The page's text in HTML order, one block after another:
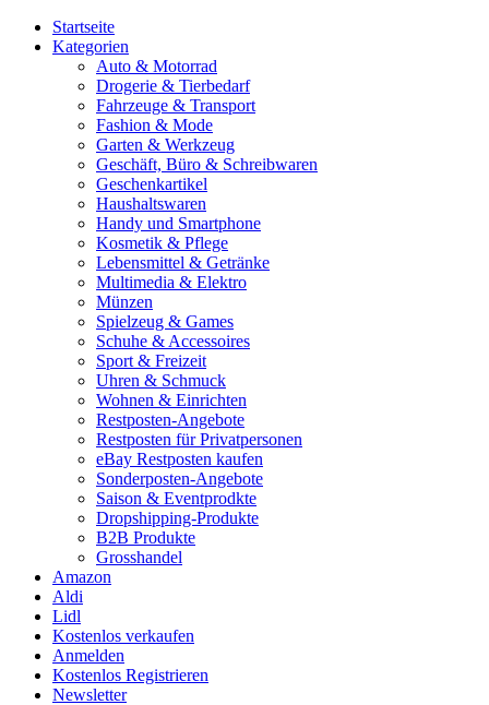
Startseite
Kategorien
Auto & Motorrad
Drogerie & Tierbedarf
Fahrzeuge & Transport
Fashion & Mode
Garten & Werkzeug
Geschäft, Büro & Schreibwaren
Geschenkartikel
Haushaltswaren
Handy und Smartphone
Kosmetik & Pflege
Lebensmittel & Getränke
Multimedia & Elektro
Münzen
Spielzeug & Games
Schuhe & Accessoires
Sport & Freizeit
Uhren & Schmuck
Wohnen & Einrichten
Restposten-Angebote
Restposten für Privatpersonen
eBay Restposten kaufen
Sonderposten-Angebote
Saison & Eventprodkte
Dropshipping-Produkte
B2B Produkte
Grosshandel
Amazon
Aldi
Lidl
Kostenlos verkaufen
Anmelden
Kostenlos Registrieren
Newsletter